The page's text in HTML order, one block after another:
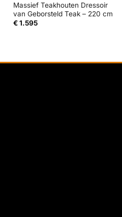
Massief Teakhouten Dressoir
van Geborsteld Teak – 220 cm
€1.595